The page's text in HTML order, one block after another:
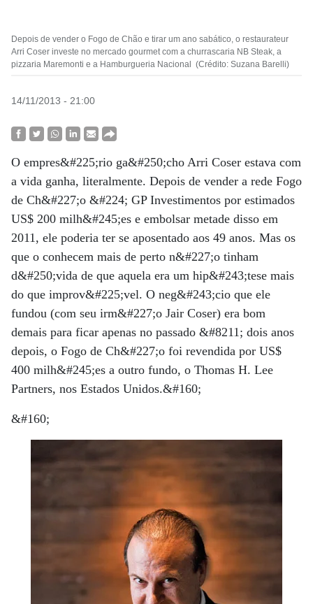
Depois de vender o Fogo de Chão e tirar um ano sabático, o restaurateur
Arri Coser investe no mercado gourmet com a churrascaria NB Steak, a
pizzaria Maremonti e a Hamburgueria Nacional (Crédito: Suzana Barelli)
14/11/2013 - 21:00
O empres&#225;rio ga&#250;cho Arri Coser estava com
a vida ganha, literalmente. Depois de vender a rede Fogo
de Ch&#227;o &#224; GP Investimentos por estimados
US$ 200 milh&#245;es e embolsar metade disso em
2011, ele poderia ter se aposentado aos 49 anos. Mas os
que o conhecem mais de perto n&#227;o tinham
d&#250;vida de que aquela era um hip&#243;tese mais
do que improv&#225;vel. O neg&#243;cio que ele
fundou (com seu irm&#227;o Jair Coser) era bom
demais para ficar apenas no passado &#8211; dois anos
depois, o Fogo de Ch&#227;o foi revendida por US$
400 milh&#245;es a outro fundo, o Thomas H. Lee
Partners, nos Estados Unidos.&#160;
&#160;